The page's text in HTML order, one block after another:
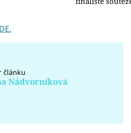
článku
Nádvorníková